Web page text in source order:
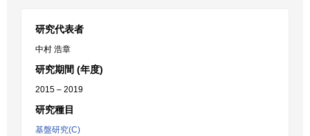
研究代表者
中村 浩章
研究期間 (年度)
2015 – 2019
研究種目
基盤研究(C)